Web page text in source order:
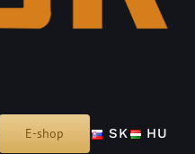
E-shop SK HU